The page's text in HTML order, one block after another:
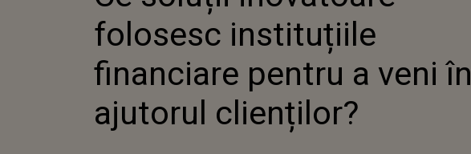
folosesc instituțiile
financiare pentru a veni în
ajutorul clienților?